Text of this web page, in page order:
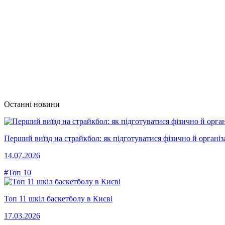
Останні новини
Перший виїзд на страйкбол: як підготуватися фізично й
14.07.2026
#Топ 10
Топ 11 шкіл баскетболу в Києві
17.03.2026